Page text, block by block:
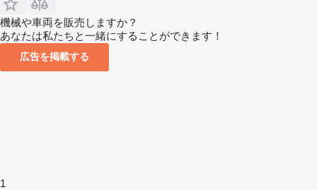
機械や車両を販売しますか？
あなたは私たちと一緒にすることができます！
広告を掲載する
1